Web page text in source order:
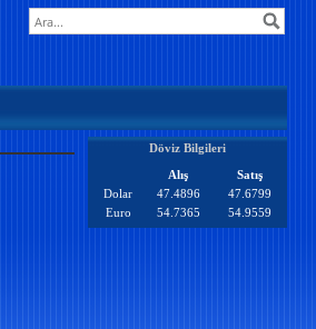
Döviz Bilgileri
Alış
Satış
Dolar
47.4896
47.6799
Euro
54.7365 54.9559